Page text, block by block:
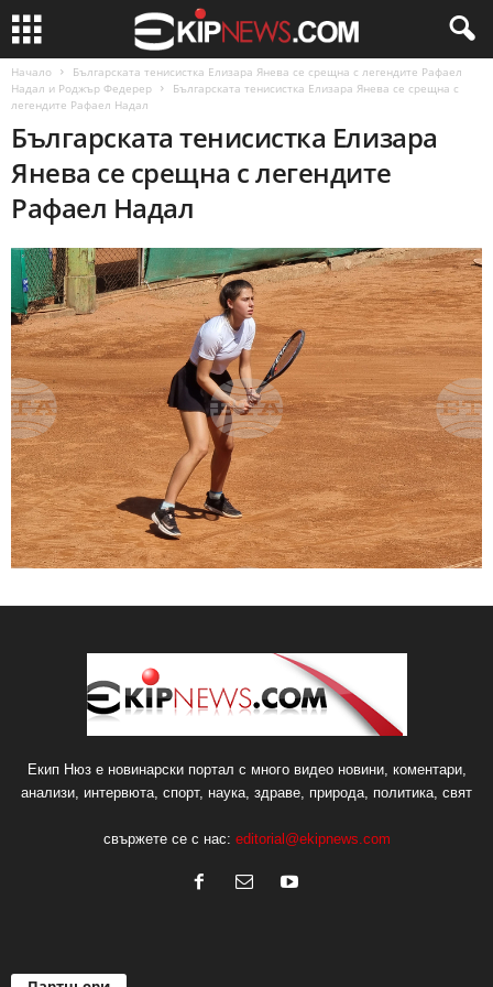
Начало
Българската тенисистка Елизара Янева се срещна с легендите Рафаел
Надал и Роджър Федерер
Българската тенисистка Елизара Янева се срещна с
легендите Рафаел Надал
Българската тенисистка Елизара
Янева се срещна с легендите
Рафаел Надал
Екип Нюз е новинарски портал с много видео новини, коментари,
анализи, интервюта, спорт, наука, здраве, природа, политика, свят
свържете се с нас: editorial@ekipnews.com